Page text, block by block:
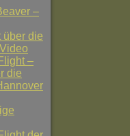
–
über die
–
die